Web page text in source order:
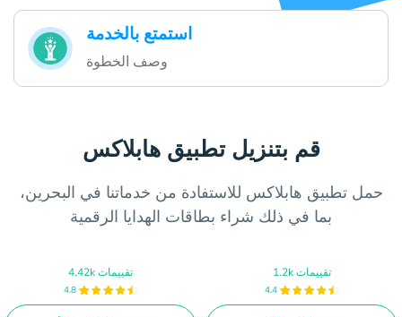
استمتع بالخدمة
وصف الخطوة
قم بتنزيل تطبيق هابلاكس
حمل تطبيق هابلاكس للاستفادة من خدماتنا في البحرين،
بما في ذلك شراء بطاقات الهدايا الرقمية
4.42k تقييمات
4.8
1.2k تقييمات
4.4